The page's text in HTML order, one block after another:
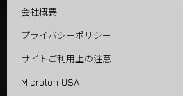
会社概要
プライバシーポリシー
サイトご利用上の注意
Microlon USA